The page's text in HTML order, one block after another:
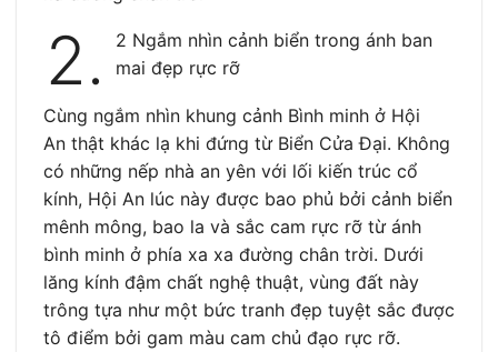
2.
2 Ngắm nhìn cảnh biển trong ánh ban
mai đẹp rực rỡ
Cùng ngắm nhìn khung cảnh Bình minh ở Hội
An thật khác lạ khi đứng từ Biển Cửa Đại. Không
có những nếp nhà an yên với lối kiến trúc cổ
kính, Hội An lúc này được bao phủ bởi cảnh biển
mênh mông, bao la và sắc cam rực rỡ từ ánh
bình minh ở phía xa xa đường chân trời. Dưới
lăng kính đậm chất nghệ thuật, vùng đất này
trông tựa như một bức tranh đẹp tuyệt sắc được
tô điểm bởi gam màu cam chủ đạo rực rỡ.